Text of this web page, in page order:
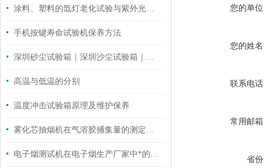
涂料、塑料的氙灯老化试验与紫外光老化试验的区别
手机按键寿命试验机保养方法
深圳砂尘试验箱｜深圳沙尘试验箱｜深圳防尘测试机的技术参数！
高温与低温的分别
温度冲击试验箱原理及维护保养
雾化芯抽烟机在气溶胶捕集量的测定条件
电子烟测试机在电子烟生产厂家中*的九款设备推荐
您的单位
您的姓名
联系电话
常用邮箱
省份